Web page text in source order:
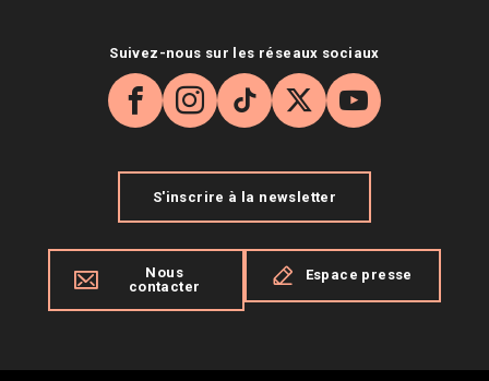
Suivez-nous sur les réseaux sociaux
Facebook
Instagram
TikTok
X YouTube
S'inscrire à la newsletter
Nous
contacter
Espace presse